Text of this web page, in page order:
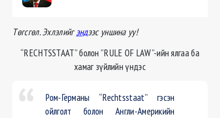
Төгсгөл. Эхлэлийгэндээс уншина уу!
“RECHTSSTAAT” болон ”RULE OF LAW”-ийн ялгаа ба
хамaг зүйлийн үндэс
Ром-Германы “Rechtsstaat” гэсэн
ойлголт болон Англи-Америкийн